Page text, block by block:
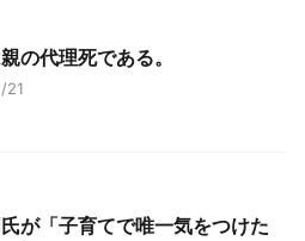
の代理死である。
21
が「子育てで唯一気をつけた